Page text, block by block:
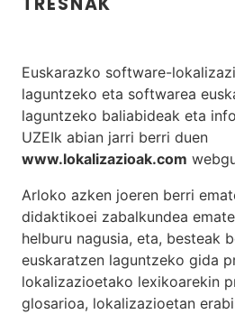
Euskarazko software-
laguntzeko eta softwarea
laguntzeko baliabideak eta
UZEIk abian jarri berri duen
www.lokalizazioak.com
Arloko azken joeren berri
didaktikoei zabalkundea
helburu nagusia, eta, besteak
euskaratzen laguntzeko gida
lokalizazioetako lexikoarekin
glosarioa, lokalizazioetan